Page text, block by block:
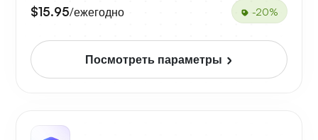
$15.95/ежегодно -20%
Посмотреть параметры